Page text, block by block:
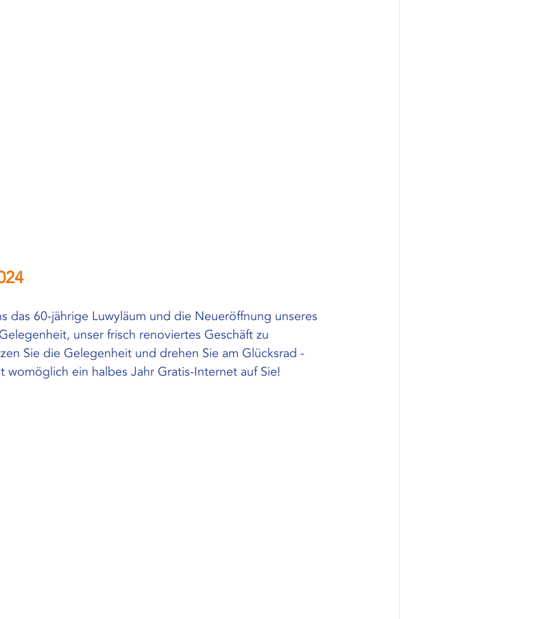
das 60-jährige Luwyläum und die Neueröffnung unseres
unser frisch renoviertes Geschäft zu
Sie die Gelegenheit und drehen Sie am Glücksrad -
womöglich ein halbes Jahr Gratis-Internet auf Sie!